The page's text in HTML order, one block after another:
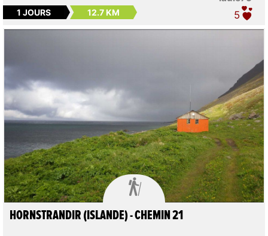
1 JOURS 12.7 KM 5

HORNSTRANDIR (ISLANDE) - CHEMIN 21